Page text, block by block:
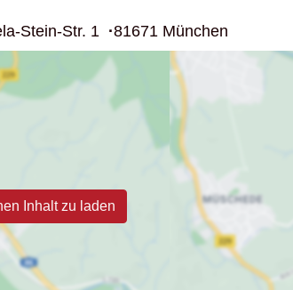
Stein-Str. 1 81671 München
Inhalt zu laden